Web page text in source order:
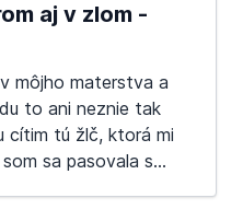
aj v zlom -
môjho materstva a
to ani neznie tak
cítim tú žlč, ktorá mi
sa pasovala s...